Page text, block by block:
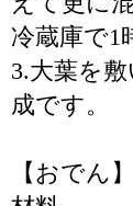
冷蔵庫で1
3.大葉を
成です。
【おでん】